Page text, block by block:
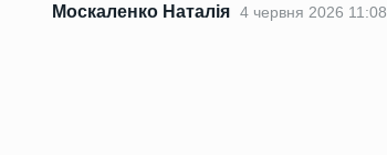
Москаленко Наталія 4 червня 2026 11:08